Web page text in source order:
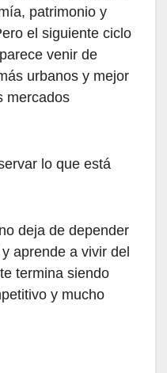
patrimonio y
el siguiente ciclo
venir de
urbanos y mejor
mercados
lo que está
deja de depender
aprende a vivir del
termina siendo
y mucho